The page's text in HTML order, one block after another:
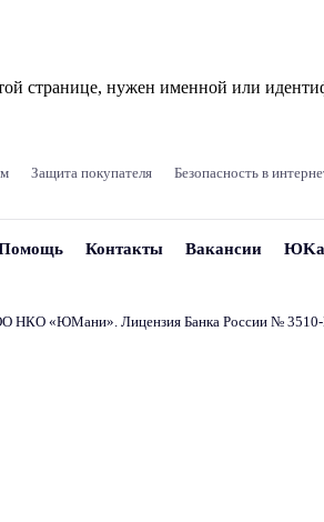
странице, нужен именной или
Защита покупателя Безопасность в
Контакты Вакансии
НКО «ЮМани». Лицензия Банка России №